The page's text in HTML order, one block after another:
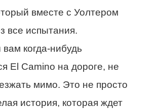
вместе с Уолтером
все испытания.
вам когда-нибудь
El Camino на дороге, не
мимо. Это не просто
история, которая ждет